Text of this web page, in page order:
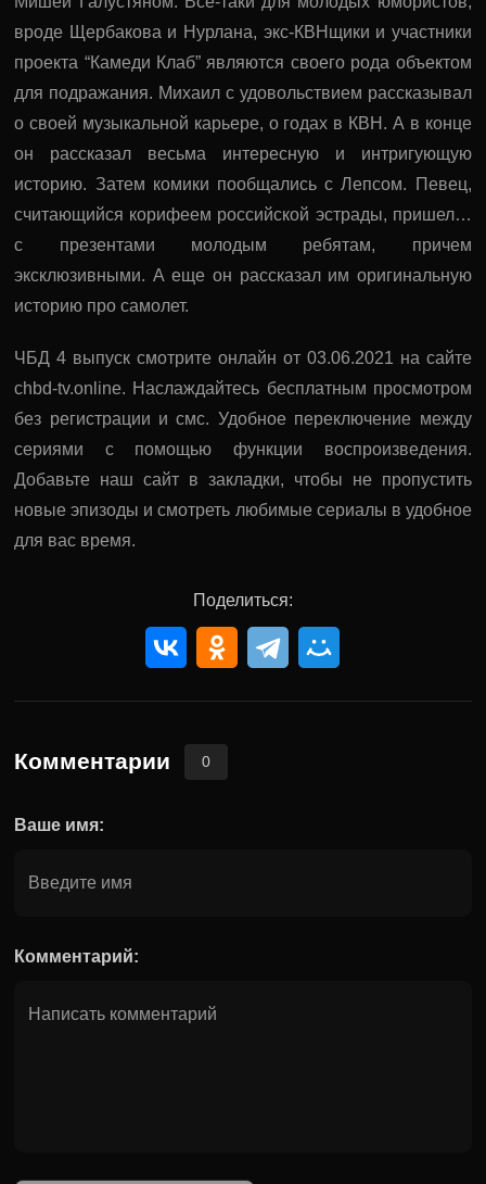
вроде Щербакова и Нурлана, экс-КВНщики и участники
проекта “Камеди Клаб” являются своего рода объектом
для подражания. Михаил с удовольствием рассказывал
о своей музыкальной карьере, о годах в КВН. А в конце
он рассказал весьма интересную и интригующую
историю. Затем комики пообщались с Лепсом. Певец,
считающийся корифеем российской эстрады, пришел…
с презентами молодым ребятам, причем
эксклюзивными. А еще он рассказал им оригинальную
историю про самолет.
ЧБД 4 выпуск смотрите онлайн от 03.06.2021 на сайте
chbd-tv.online. Наслаждайтесь бесплатным просмотром
без регистрации и смс. Удобное переключение между
сериями с помощью функции воспроизведения.
Добавьте наш сайт в закладки, чтобы не пропустить
новые эпизоды и смотреть любимые сериалы в удобное
для вас время.
Поделиться:
Комментарии 0
Ваше имя:
Комментарий: